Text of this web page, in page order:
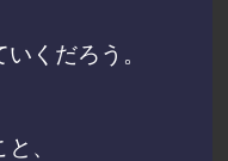
くだろう。
、